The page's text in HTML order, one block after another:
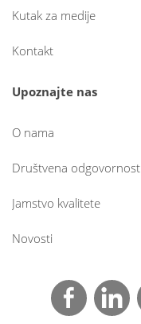
Kutak za medije
Kontakt
Upoznajte nas
O nama
Društvena odgovornost
Jamstvo kvalitete
Novosti